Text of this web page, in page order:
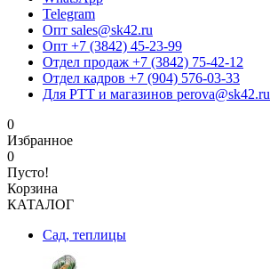
Telegram
Опт sales@sk42.ru
Опт +7 (3842) 45-23-99
Отдел продаж +7 (3842) 75-42-12
Отдел кадров +7 (904) 576-03-33
Для РТТ и магазинов perova@sk42.ru
0
Избранное
0
Пусто!
Корзина
КАТАЛОГ
Сад, теплицы